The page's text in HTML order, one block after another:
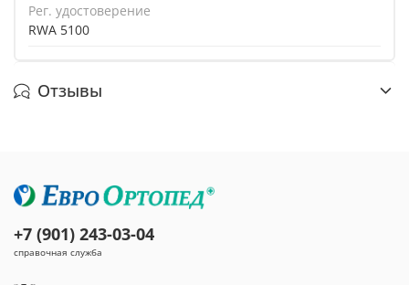
Рег. удостоверение
RWA 5100
Отзывы
+7 (901) 243-03-04
справочная служба